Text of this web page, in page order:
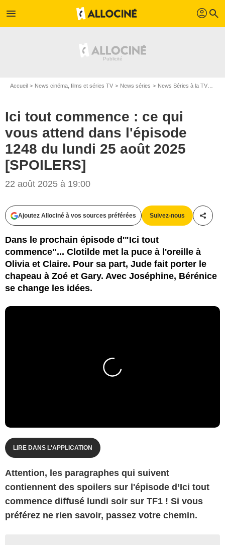
menu profil search
Accueil News cinéma, films et séries TV News séries News Séries à la TV
Ici tout commence : ce qui
vous attend dans l'épisode
1248 du lundi 25 août 2025
[SPOILERS]
22 août 2025 à 19:00
Ajoutez Allociné à vos sources préférées Suivez-nous
Dans le prochain épisode d'"Ici tout
commence"... Clotilde met la puce à l'oreille à
Olivia et Claire. Pour sa part, Jude fait porter le
chapeau à Zoé et Gary. Avec Joséphine, Bérénice
se change les idées.
LIRE DANS L'APPLICATION
Attention, les paragraphes qui suivent
contiennent des spoilers sur l'épisode d’Ici tout
commence diffusé lundi soir sur TF1 ! Si vous
préférez ne rien savoir, passez votre chemin.